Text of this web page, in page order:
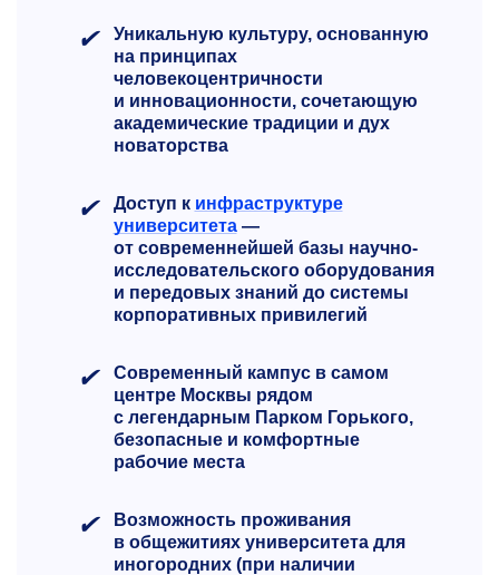
✔
Уникальную культуру, основанную
на принципах
человекоцентричности
и инновационности, сочетающую
академические традиции и дух
новаторства
✔ Доступ к инфраструктуре
университета—
от современнейшей базы научно-
исследовательского оборудования
и передовых знаний до системы
корпоративных привилегий
✔
Современный кампус в самом
центре Москвы рядом
с легендарным Парком Горького,
безопасные и комфортные
рабочие места
✔
Возможность проживания
в общежитиях университета для
иногородних (при наличии